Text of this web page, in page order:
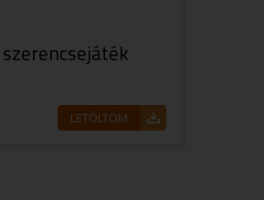
LETÖLTÖM